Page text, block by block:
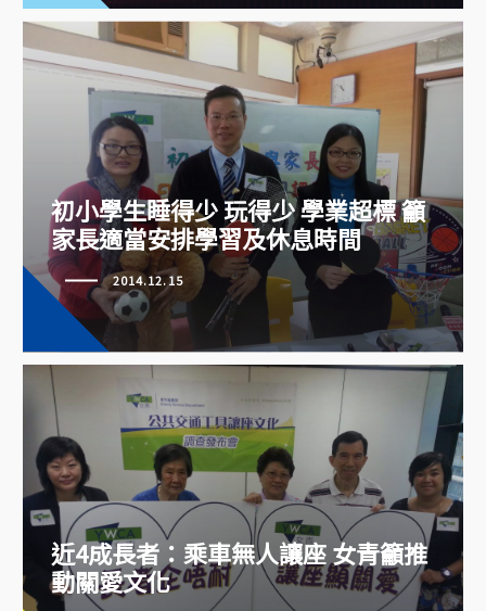
初小學生睡得少 玩得少 學業超標
籲家長適當安排學習及休息時間
初小學生睡得少 玩得少 學業超標 籲
家長適當安排學習及休息時間
2014.12.15
近4成長者：乘車無人讓座 女青籲
推動關愛文化
近4成長者：乘車無人讓座 女青籲推
動關愛文化